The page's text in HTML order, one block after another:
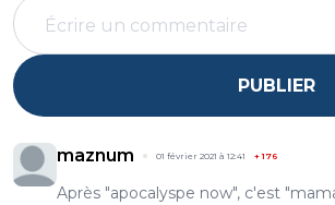
PUBLIER
maznum 01 février 2021 à 12:41 +176
Après "apocalyspe now", c'est